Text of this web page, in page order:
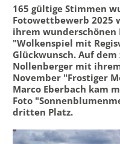
165 gültige Stimmen
Fotowettbewerb 2025
ihrem wunderschönen
"Wolkenspiel mit
Glückwunsch. Auf
Nollenberger mit
November "Frostiger
Marco Eberbach kam
Foto
dritten Platz.